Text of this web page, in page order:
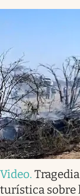
Video.
turística sobre